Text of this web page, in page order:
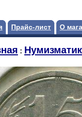
Прайс-лист О
: